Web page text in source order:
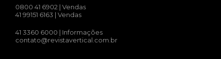
0800 41 6902 | Vendas
41 99151 6163 | Vendas
41 3360 6000 | Informações
contato@revistavertical.com.br